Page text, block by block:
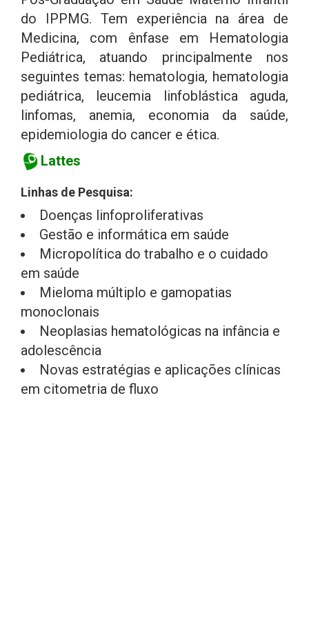
do IPPMG. Tem experiência na área de
Medicina, com ênfase em Hematologia
Pediátrica, atuando principalmente nos
seguintes temas: hematologia, hematologia
pediátrica, leucemia linfoblástica aguda,
linfomas, anemia, economia da saúde,
epidemiologia do cancer e ética.
Lattes
Linhas de Pesquisa:
Doenças linfoproliferativas
Gestão e informática em saúde
Micropolítica do trabalho e o cuidado
em saúde
Mieloma múltiplo e gamopatias
monoclonais
Neoplasias hematológicas na infância e
adolescência
Novas estratégias e aplicações clínicas
em citometria de fluxo